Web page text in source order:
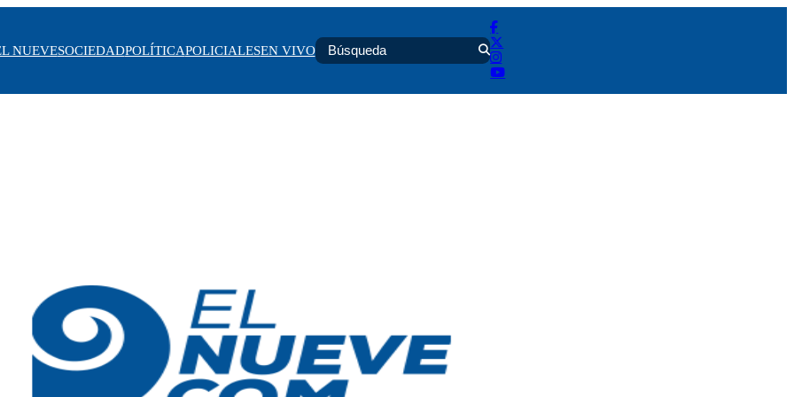
NUEVESOCIEDADPOLÍTICAPOLICIALESEN VIVO